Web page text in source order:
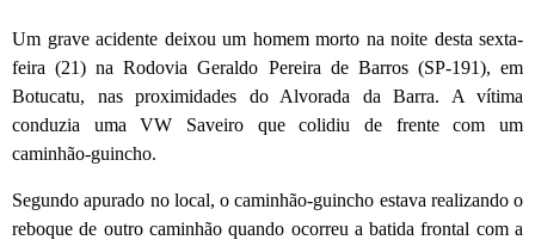
Um grave acidente deixou um homem morto na noite desta sexta-
feira (21) na Rodovia Geraldo Pereira de Barros (SP-191), em
Botucatu, nas proximidades do Alvorada da Barra. A vítima
conduzia uma VW Saveiro que colidiu de frente com um
caminhão-guincho.
Segundo apurado no local, o caminhão-guincho estava realizando o
reboque de outro caminhão quando ocorreu a batida frontal com a